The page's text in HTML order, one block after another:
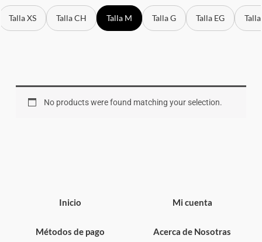
Talla XS Talla CH Talla M Talla G Talla EG
No products were found matching your selection.
Inicio
Métodos de pago
Mi cuenta
Acerca de Nosotras